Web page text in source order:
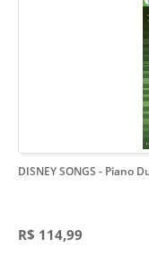
DISNEY SONGS - Piano
R$ 114,99